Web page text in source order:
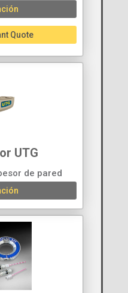
UTG
de pared
Quote